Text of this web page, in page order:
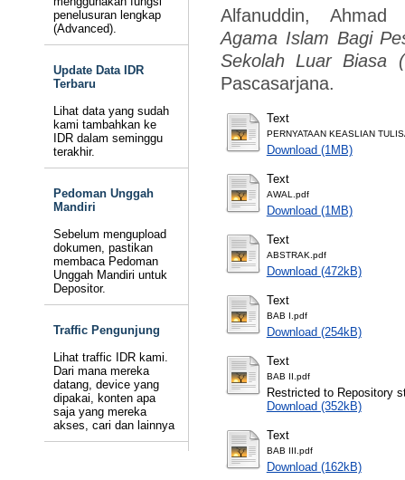
penelusuran lengkap
(Advanced).
Update Data IDR
Terbaru
Lihat data yang sudah
kami tambahkan ke
IDR dalam seminggu
terakhir.
Pedoman Unggah
Mandiri
Sebelum mengupload
dokumen, pastikan
membaca Pedoman
Unggah Mandiri untuk
Depositor.
Traffic Pengunjung
Lihat traffic IDR kami.
Dari mana mereka
datang, device yang
dipakai, konten apa
saja yang mereka
akses, cari dan lainnya
Alfanuddin, Ahmad
Agama Islam Bagi
Sekolah Luar Biasa
Pascasarjana.
Text
PERNYATAAN KEASLIAN
Download (1MB)
Text
AWAL.pdf
Download (1MB)
Text
ABSTRAK.pdf
Download (472kB)
Text
BAB I.pdf
Download (254kB)
Text
BAB II.pdf
Restricted to Repository
Download (352kB)
Text
BAB III.pdf
Download (162kB)